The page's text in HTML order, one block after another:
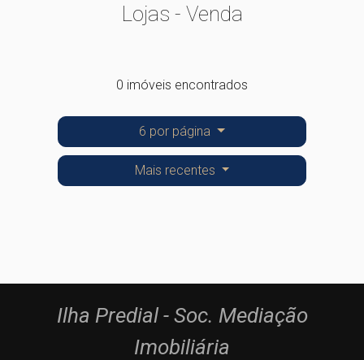
Lojas - Venda
0 imóveis encontrados
6 por página
Mais recentes
Ilha Predial - Soc. Mediação
Imobiliária